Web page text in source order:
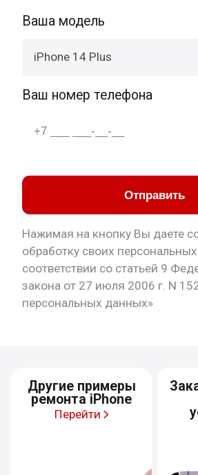
Ваша модель
iPhone 14 Plus
Ваш номер телефона
Отправить
Нажимая на кнопку Вы даете
обработку своих
соответствии со статьей 9
закона от 27 июля 2006 г. N
персональных данных»
Другие примеры
ремонта iPhone
Перейти